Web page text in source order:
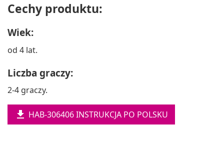
Cechy produktu:
Wiek:
od 4 lat.
Liczba graczy:
2-4 graczy.
 HAB-306406 INSTRUKCJA PO POLSKU